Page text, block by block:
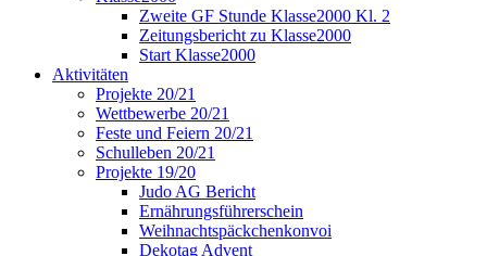
Zweite GF Stunde Klasse2000 Kl. 2
Zeitungsbericht zu Klasse2000
Start Klasse2000
Aktivitäten
Projekte 20/21
Wettbewerbe 20/21
Feste und Feiern 20/21
Schulleben 20/21
Projekte 19/20
Judo AG Bericht
Ernährungsführerschein
Weihnachtspäckchenkonvoi
Dekotag Advent